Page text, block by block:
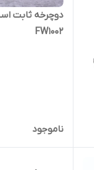
دوچرخه ثابت
FW1002
ناموجود